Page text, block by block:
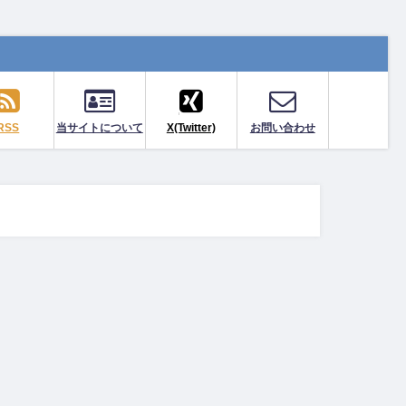
当サイトについて X(Twitter) お問い合わせ